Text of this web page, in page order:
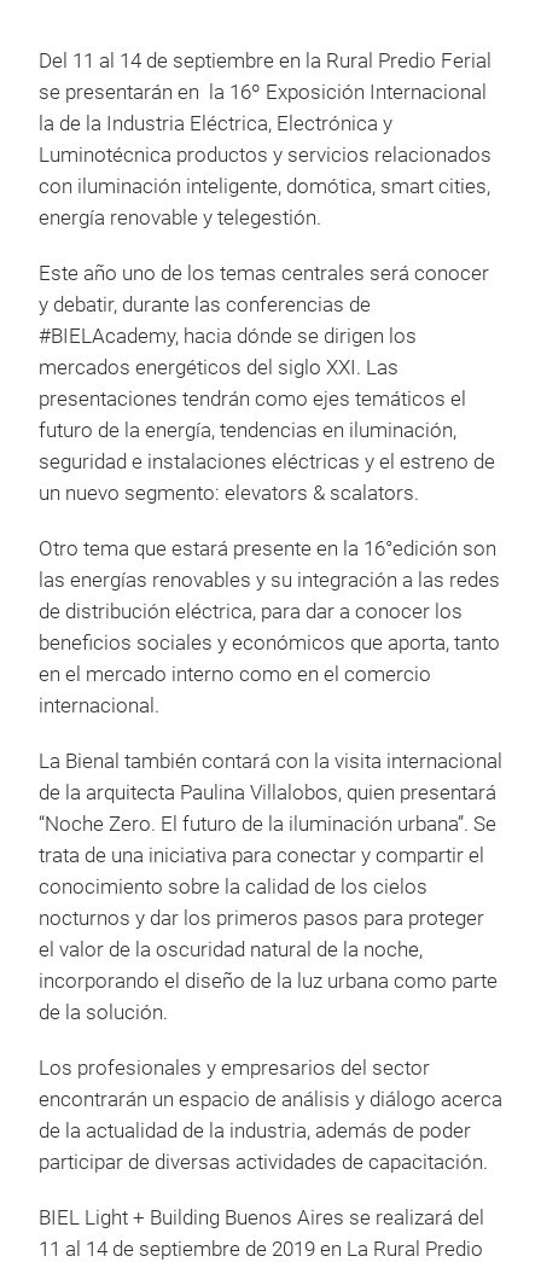
Del 11 al 14 de septiembre en la Rural Predio Ferial
se presentarán en la 16º Exposición Internacional
la de la Industria Eléctrica, Electrónica y
Luminotécnica productos y servicios relacionados
con iluminación inteligente, domótica, smart cities,
energía renovable y telegestión.
Este año uno de los temas centrales será conocer
y debatir, durante las conferencias de
#BIELAcademy, hacia dónde se dirigen los
mercados energéticos del siglo XXI. Las
presentaciones tendrán como ejes temáticos el
futuro de la energía, tendencias en iluminación,
seguridad e instalaciones eléctricas y el estreno de
un nuevo segmento: elevators & scalators.
Otro tema que estará presente en la 16°edición son
las energías renovables y su integración a las redes
de distribución eléctrica, para dar a conocer los
beneficios sociales y económicos que aporta, tanto
en el mercado interno como en el comercio
internacional.
La Bienal también contará con la visita internacional
de la arquitecta Paulina Villalobos, quien presentará
“Noche Zero. El futuro de la iluminación urbana”. Se
trata de una iniciativa para conectar y compartir el
conocimiento sobre la calidad de los cielos
nocturnos y dar los primeros pasos para proteger
el valor de la oscuridad natural de la noche,
incorporando el diseño de la luz urbana como parte
de la solución.
Los profesionales y empresarios del sector
encontrarán un espacio de análisis y diálogo acerca
de la actualidad de la industria, además de poder
participar de diversas actividades de capacitación.
BIEL Light + Building Buenos Aires se realizará del
11 al 14 de septiembre de 2019 en La Rural Predio